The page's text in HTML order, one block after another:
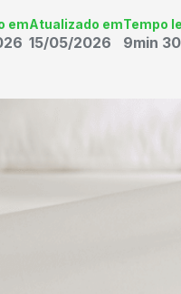
emAtualizado em
15/05/2026
Tempo
9min